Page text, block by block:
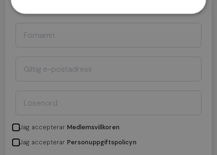
Jag accepterar Medlemsvillkoren
Jag accepterar Personuppgiftspolicyn